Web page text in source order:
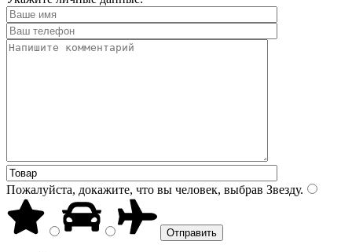
Пожалуйста, докажите, что вы человек, выбрав Звезду.